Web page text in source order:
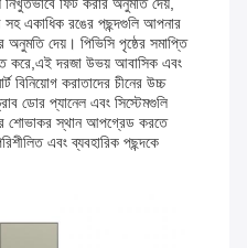
নিখুঁতভাবে ফিট করার অনুমতি দেয়,
একাধিক রঙের পছন্দগুলি আপনার
অনুমতি দেয়। পিভিসি পৃষ্ঠের সমাপ্তি
করে,এই দরজা উভয় আবাসিক এবং
বিনিয়োগ করাতাদের চীনের উচ্চ
ডোর প্যানেল এবং সিস্টেমগুলি
শোভাকর স্থান আপগ্রেড করতে
এবং ব্যবহারিক পছন্দকে